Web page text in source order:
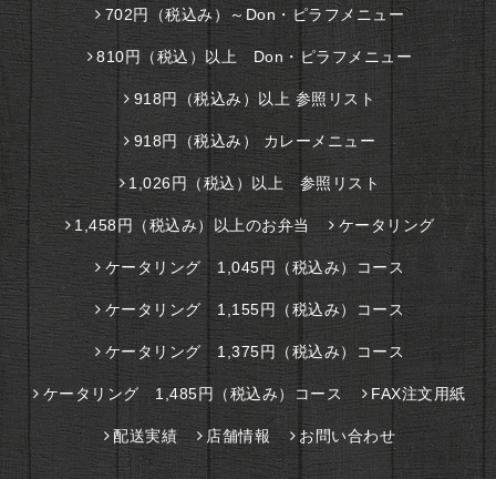
702円（税込み）～Don・ピラフメニュー
810円（税込）以上 Don・ピラフメニュー
918円（税込み）以上 参照リスト
918円（税込み） カレーメニュー
1,026円（税込）以上 参照リスト
1,458円（税込み）以上のお弁当 ケータリング
ケータリング 1,045円（税込み）コース
ケータリング 1,155円（税込み）コース
ケータリング 1,375円（税込み）コース
ケータリング 1,485円（税込み）コース FAX注文用紙
配送実績 店舗情報 お問い合わせ